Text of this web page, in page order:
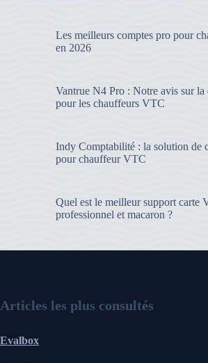
Les meilleurs comptes pro pour
en 2026
Vantrue N4 Pro : Notre avis sur la
pour les chauffeurs VTC
Indy Comptabilité : la solution de
pour chauffeur VTC
Quel est le meilleur support carte
professionnel et macaron ?
Articles les plus consultés
Evalbox